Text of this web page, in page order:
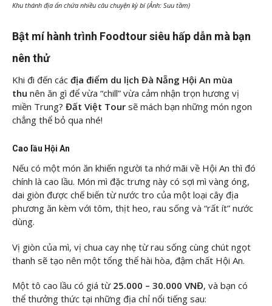
Khu thánh địa ẩn chứa nhiều câu chuyện kỳ bí (Ảnh: Suu tầm)
Bật mí hành trình Foodtour siêu hấp dẫn mà bạn
nên thử
Khi đi đến các địa điểm du lịch Đà Nẵng Hội An mùa
thu nên ăn gì để vừa “chill” vừa cảm nhận trọn hương vị
miền Trung? Đất Việt Tour sẽ mách bạn những món ngon
chẳng thể bỏ qua nhé!
Cao lầu Hội An
Nếu có một món ăn khiến người ta nhớ mãi về Hội An thì đó
chính là cao lầu. Món mì đặc trưng này có sợi mì vàng óng,
dai giòn được chế biến từ nước tro của một loại cây địa
phương ăn kèm với tôm, thịt heo, rau sống và “rất ít” nước
dùng.
Vị giòn của mì, vị chua cay nhẹ từ rau sống cùng chút ngọt
thanh sẽ tạo nên một tổng thể hài hòa, đậm chất Hội An.
Một tô cao lầu có giá từ 25.000 – 30.000 VNĐ, và bạn có
thể thưởng thức tại những địa chỉ nổi tiếng sau: